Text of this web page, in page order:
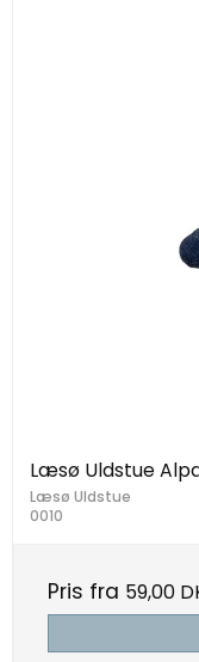
Læsø Uldstue
Læsø Uldstue
0010
Pris fra 59,00